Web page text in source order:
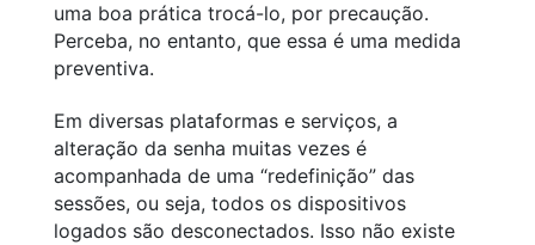
uma boa prática trocá-lo, por precaução.
Perceba, no entanto, que essa é uma medida
preventiva.
Em diversas plataformas e serviços, a
alteração da senha muitas vezes é
acompanhada de uma “redefinição” das
sessões, ou seja, todos os dispositivos
logados são desconectados. Isso não existe